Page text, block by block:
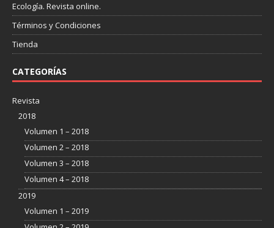
Ecología. Revista online.
Términos y Condiciones
Tienda
CATEGORÍAS
Revista
2018
Volumen 1 – 2018
Volumen 2 – 2018
Volumen 3 – 2018
Volumen 4 – 2018
2019
Volumen 1 – 2019